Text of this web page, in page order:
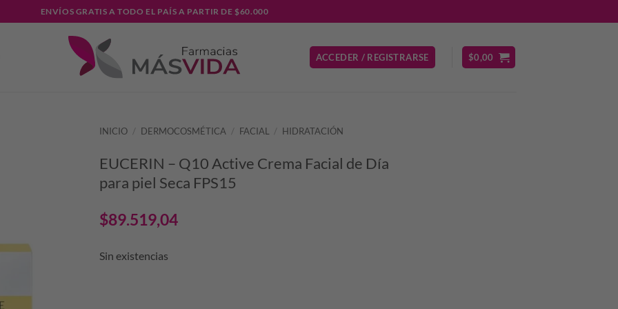
ENVÍOS GRATIS A TODO EL PAÍS A PARTIR DE $60.000
ACCEDER / REGISTRARSE $0,00
INICIO / DERMOCOSMÉTICA / FACIAL / HIDRATACIÓN
EUCERIN – Q10 Active Crema Facial de Día
para piel Seca FPS15
$89.519,04
Sin existencias